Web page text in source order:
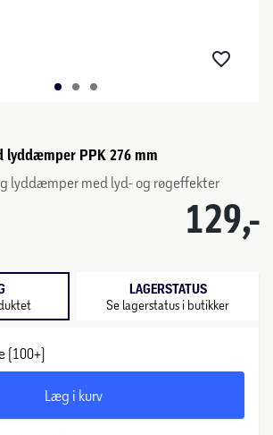
lyddæmper PPK 276 mm
lyddæmper med lyd- og røgeffekter
129,-
LAGERSTATUS
Se lagerstatus i butikker
(100+)
Læg i kurv